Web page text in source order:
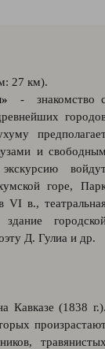
27 км).
- знакомство
и
горе,
VI в.,
Д. Гулиа и др.
Кавказе (1838